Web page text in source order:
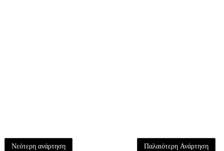
Νεότερη ανάρτηση Παλαιότερη Ανάρτηση